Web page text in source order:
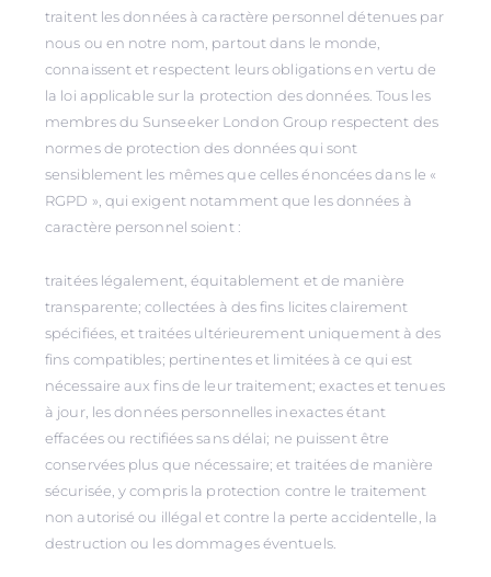
traitent les données à caractère personnel détenues par
nous ou en notre nom, partout dans le monde,
connaissent et respectent leurs obligations en vertu de
la loi applicable sur la protection des données. Tous les
membres du Sunseeker London Group respectent des
normes de protection des données qui sont
sensiblement les mêmes que celles énoncées dans le «
RGPD », qui exigent notamment que les données à
caractère personnel soient :
traitées légalement, équitablement et de manière
transparente; collectées à des fins licites clairement
spécifiées, et traitées ultérieurement uniquement à des
fins compatibles; pertinentes et limitées à ce qui est
nécessaire aux fins de leur traitement; exactes et tenues
à jour, les données personnelles inexactes étant
effacées ou rectifiées sans délai; ne puissent être
conservées plus que nécessaire; et traitées de manière
sécurisée, y compris la protection contre le traitement
non autorisé ou illégal et contre la perte accidentelle, la
destruction ou les dommages éventuels.